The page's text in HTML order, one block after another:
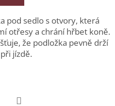
pod sedlo s otvory, která
otřesy a chrání hřbet koně.
že podložka pevně drží
jízdě.